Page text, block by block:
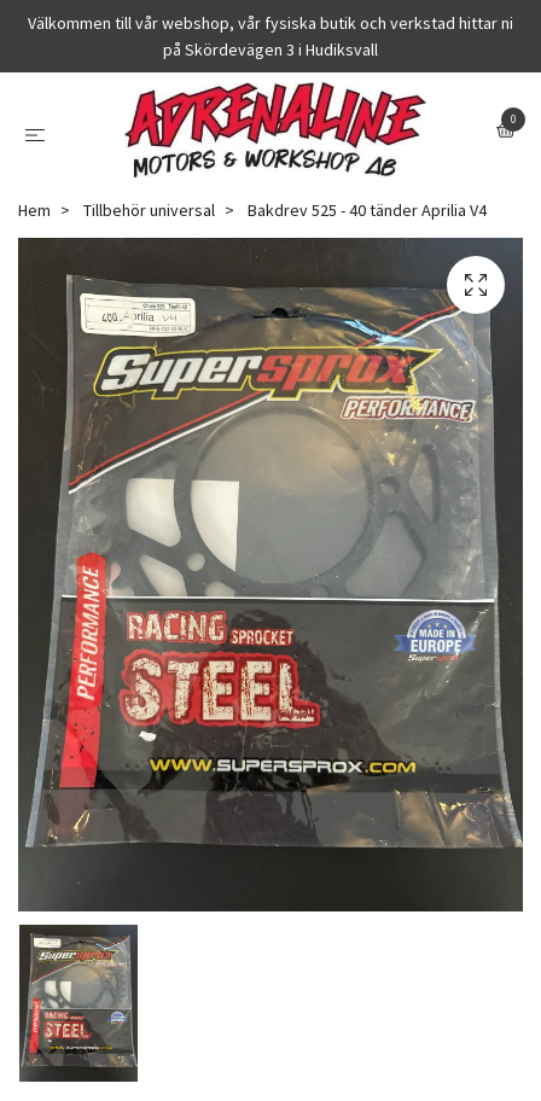
Välkommen till vår webshop, vår fysiska butik och verkstad hittar ni
på Skördevägen 3 i Hudiksvall
0
Hem Tillbehör universal Bakdrev 525 - 40 tänder Aprilia V4